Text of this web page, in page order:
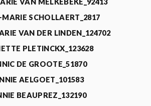
VAN MELKEBEKE_92413
SCHOLLAERT_2817
VAN DER LINDEN_124702
PLETINCKX_123628
DE GROOTE_51870
AELGOET_101583
BEAUPREZ_132190